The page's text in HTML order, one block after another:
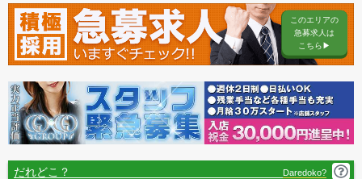
このエリアの
急募求人は
こちら▶︎
だれどこ？ Daredoko?